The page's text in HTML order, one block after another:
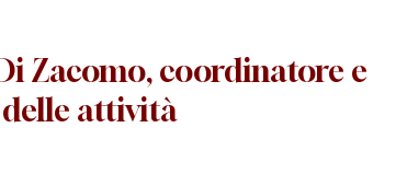
Zacomo, coordinatore e
attività